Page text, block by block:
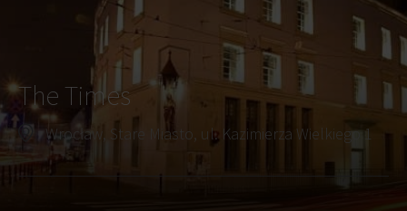
The Times
Wrocław, Stare Miasto, ul. Kazimierza Wielkiego 1